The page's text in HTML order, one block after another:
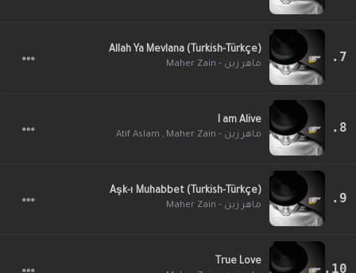
Allah Ya Mevlana (Turkish-Türkçe)
ماهر زين - Maher Zain
I am Alive
ماهر زين - Maher Zain ,
Atif Aslam
Aşk-ı Muhabbet (Turkish-Türkçe)
ماهر زين - Maher Zain
True Love